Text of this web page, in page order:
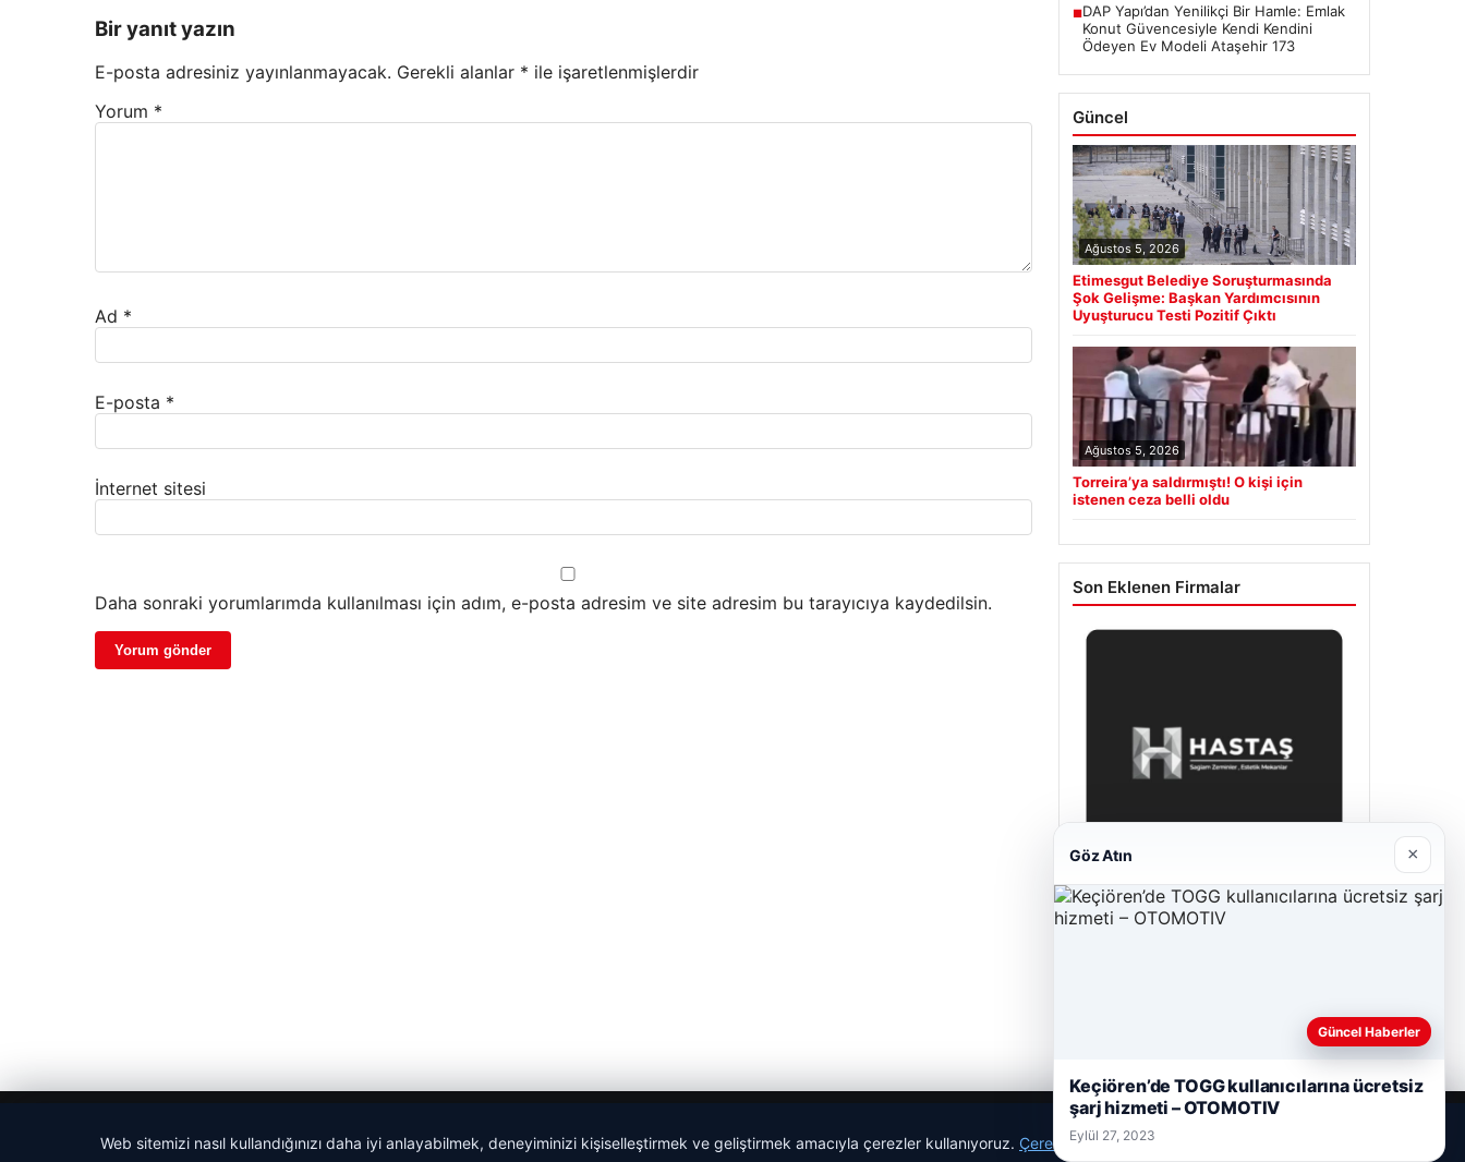
Bir yanıt yazın
E-posta adresiniz yayınlanmayacak. Gerekli alanlar * ile işaretlenmişlerdir
Yorum *
Ad *
E-posta *
İnternet sitesi
Daha sonraki yorumlarımda kullanılması için adım, e-posta adresim ve site adresim bu tarayıcıya kaydedilsin.
■DAP Yapı’dan Yenilikçi Bir Hamle: Emlak
Konut Güvencesiyle Kendi Kendini
Ödeyen Ev Modeli Ataşehir 173
Güncel
Ağustos 5, 2026
Etimesgut Belediye Soruşturmasında
Şok Gelişme: Başkan Yardımcısının
Uyuşturucu Testi Pozitif Çıktı
Ağustos 5, 2026
Torreira’ya saldırmıştı! O kişi için
istenen ceza belli oldu
Son Eklenen Firmalar
Prenses Night Club
Web sitemizi nasıl kullandığınızı daha iyi anlayabilmek, deneyiminizi kişiselleştirmek ve geliştirmek amacıyla çerezler kullanıyoruz. Çerez Politikamız
Göz Atın ×
Güncel Haberler
Keçiören’de TOGG kullanıcılarına ücretsiz
şarj hizmeti – OTOMOTIV
Eylül 27, 2023